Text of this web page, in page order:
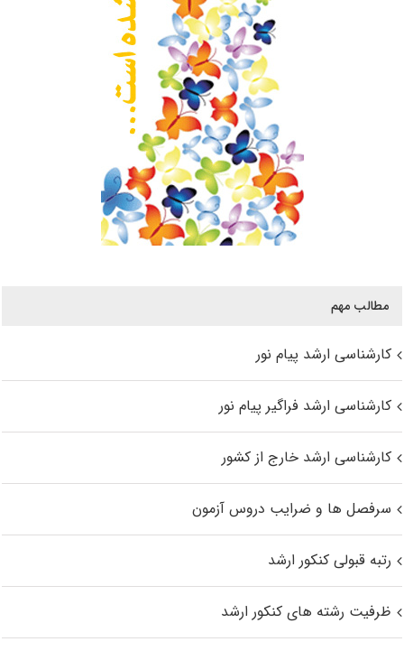
مطالب مهم
کارشناسی ارشد پیام نور
کارشناسی ارشد فراگیر پیام نور
کارشناسی ارشد خارج از کشور
سرفصل ها و ضرایب دروس آزمون
رتبه قبولی کنکور ارشد
ظرفیت رشته های کنکور ارشد